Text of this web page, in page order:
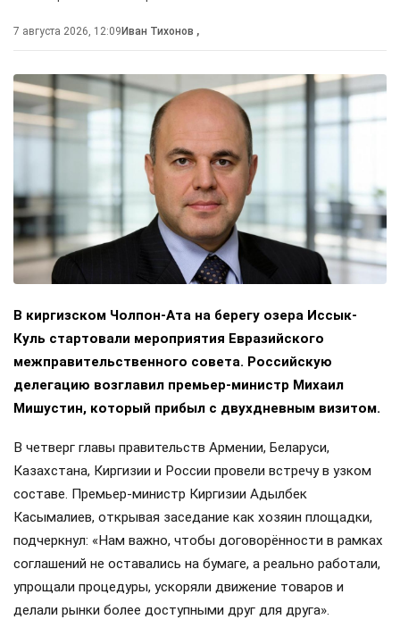
7 августа 2026, 12:09 Иван Тихонов ,
В киргизском Чолпон-Ата на берегу озера Иссык-
Куль стартовали мероприятия Евразийского
межправительственного совета. Российскую
делегацию возглавил премьер-министр Михаил
Мишустин, который прибыл с двухдневным визитом.
В четверг главы правительств Армении, Беларуси,
Казахстана, Киргизии и России провели встречу в узком
составе. Премьер-министр Киргизии Адылбек
Касымалиев, открывая заседание как хозяин площадки,
подчеркнул: «Нам важно, чтобы договорённости в рамках
соглашений не оставались на бумаге, а реально работали,
упрощали процедуры, ускоряли движение товаров и
делали рынки более доступными друг для друга».